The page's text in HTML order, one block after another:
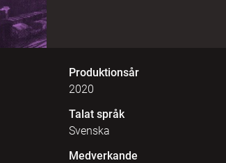
Produktionsår
2020
Talat språk
Svenska
Medverkande